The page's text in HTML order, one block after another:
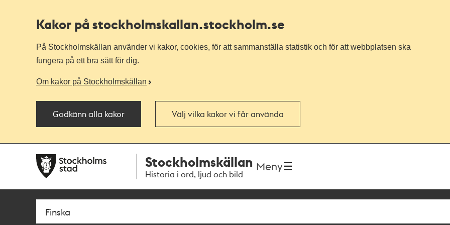
Kakor på stockholmskallan.stockholm.se
På Stockholmskällan använder vi kakor, cookies, för att sammanställa statistik och för att webbplatsen ska
fungera på ett bra sätt för dig.
Om kakor på Stockholmskällan
Godkänn alla kakor Välj vilka kakor vi får använda
navigationen
huvudinnehållet
Stockholmskällan
Historia i ord, ljud och bild
Meny
Sök